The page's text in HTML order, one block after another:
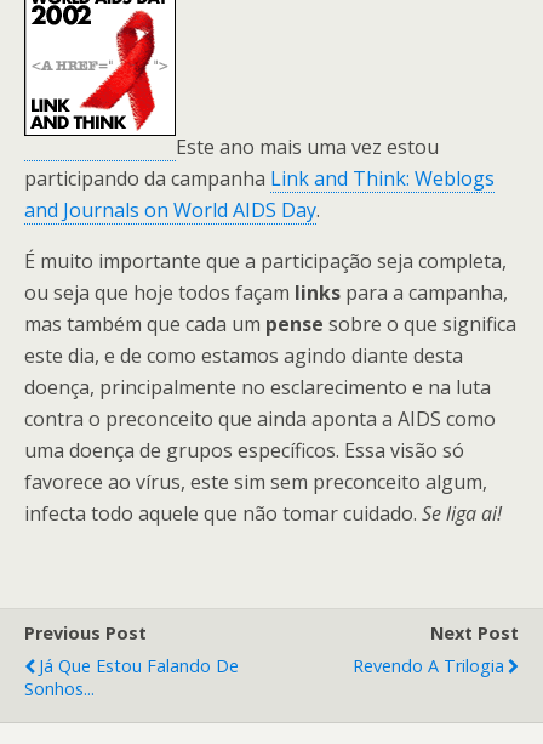
Este ano mais uma vez estou
participando da campanha Link and Think: Weblogs
and Journals on World AIDS Day.
É muito importante que a participação seja completa,
ou seja que hoje todos façam links para a campanha,
mas também que cada um pense sobre o que significa
este dia, e de como estamos agindo diante desta
doença, principalmente no esclarecimento e na luta
contra o preconceito que ainda aponta a AIDS como
uma doença de grupos específicos. Essa visão só
favorece ao vírus, este sim sem preconceito algum,
infecta todo aquele que não tomar cuidado. Se liga ai!
Previous Post
Já Que Estou Falando De
Sonhos...
Next Post
Revendo A Trilogia